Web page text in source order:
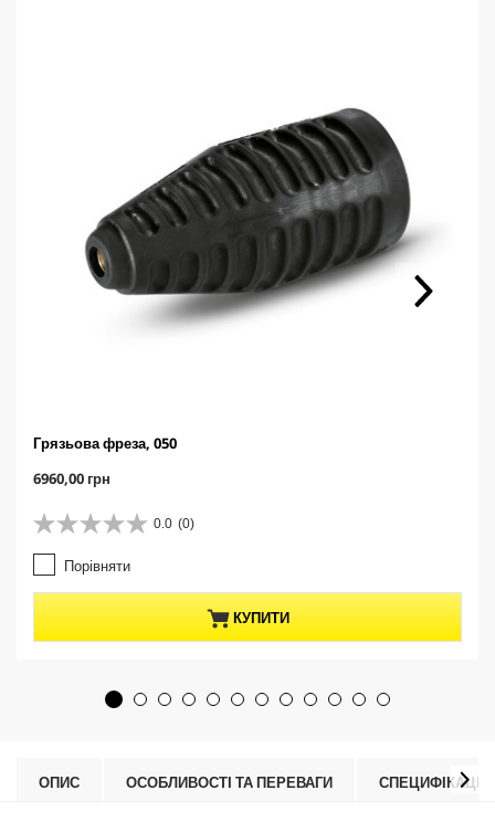
Грязьова фреза, 050
C
r
r
e
n
t
p
r
6960,00 грн
0.0 (0)
0
.
0
з
з
Порівняти
КУПИТИ
ОПИС ОСОБЛИВОСТІ ТА ПЕРЕВАГИ СПЕЦИФІКАЦІЇ